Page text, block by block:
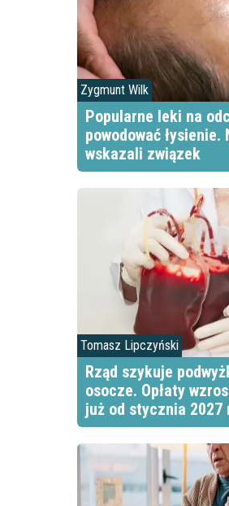
Zygmunt Wilk
Popularne leki na
powodować łysienie.
wskazali związek
Tomasz Lipczyński
Rząd szykuje
osocze. Opłaty
już od stycznia 2027